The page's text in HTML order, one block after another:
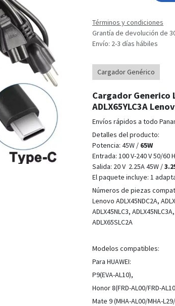
Términos y condiciones
Grantía de devolución de
Envío: 2-3 días hábiles
Cargador Genérico
Cargador Generico
ADLX65YLC3A
Envíos rápidos a todo
Detalles del producto:
Potencia: 45W / 65W
Entrada: 100 V-240 V 50/
Salida: 20 V 2.25A45W /
El paquete incluye: 1
Números de piezas
Lenovo ADLX45NDC2A,
ADLX45NLC3,
ADLX65SLC2A
Modelos compatibles:
Para HUAWEI:
P9(EVA-AL10),
Honor 8(FRD-AL00/FRD-
Mate 9 (MHA-AL00/MHA-